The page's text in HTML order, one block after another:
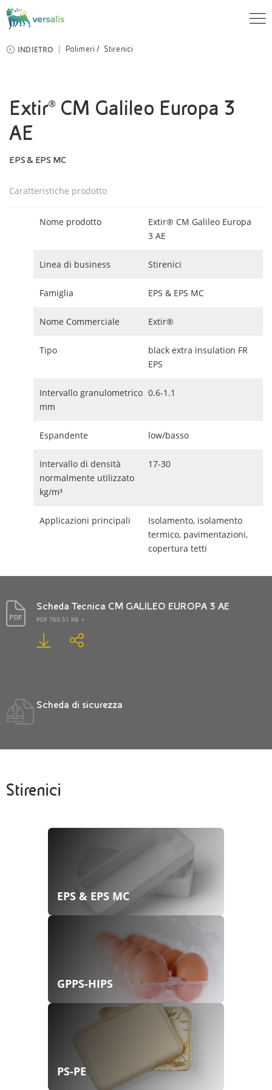
INDIETRO Polimeri Stirenici
Extir® CM Galileo Europa 3
AE
EPS & EPS MC
Caratteristiche prodotto
Nome prodotto
Extir® CM Galileo Europa
3 AE
Linea di business Stirenici
Famiglia EPS & EPS MC
Nome Commerciale Extir®
Tipo
black extra insulation FR
EPS
Intervallo granulometrico
mm
0.6-1.1
Espandente low/basso
Intervallo di densità
normalmente utilizzato
kg/m³
17-30
Applicazioni principali
Isolamento, isolamento
termico, pavimentazioni,
copertura tetti
Scheda Tecnica CM GALILEO EUROPA 3 AE
PDF 760.51 KB
Scheda di sicurezza
Stirenici
EPS & EPS MC
GPPS-HIPS
PS-PE